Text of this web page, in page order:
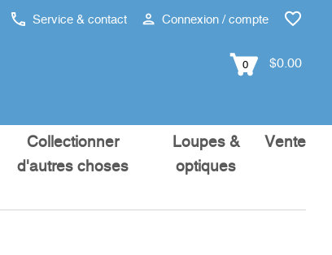
Service & contact Connexion / compte
0 $0.00
Collectionner
d'autres choses
Loupes &
optiques
Vente